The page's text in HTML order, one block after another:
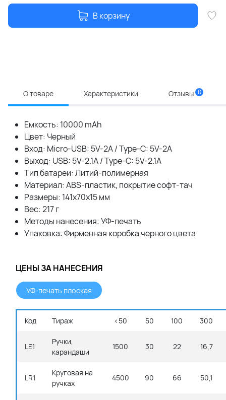
В корзину
О товаре Характеристики Отзывы 0
Емкость: 10000 mAh
Цвет: Черный
Вход: Micro-USB: 5V-2A / Type-C: 5V-2A
Выход: USB: 5V-2.1A / Type-C: 5V-2.1A
Тип батареи: Литий-полимерная
Материал: ABS-пластик, покрытие софт-тач
Размеры: 141х70х15 мм
Вес: 217 г
Методы нанесения: УФ-печать
Упаковка: Фирменная коробка черного цвета
ЦЕНЫ ЗА НАНЕСЕНИЯ
УФ-печать плоская
Код Тираж <50 50 100 300
LE1
Ручки,
карандаши
1500 30 22 16,7
LR1
Круговая на
ручках
4500 90 66 50,1